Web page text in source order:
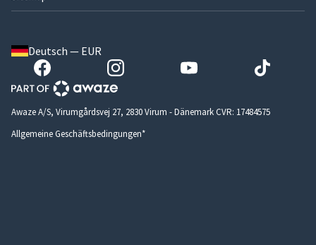
Deutsch — EUR
Awaze A/S, Virumgårdsvej 27, 2830 Virum - Dänemark CVR: 17484575
Allgemeine Geschäftsbedingungen*